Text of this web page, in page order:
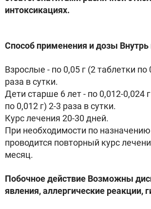
интоксикациях.
Способ применения и дозы
Взрослые - по 0,05 г (2 таблетки по
раза в сутки.
Дети старше 6 лет - по 0,012-0,024
по 0,012 г) 2-3 раза в сутки.
Курс лечения 20-30 дней.
При необходимости по
проводится повторный курс
месяц.
Побочное действие Возможны
явления, аллергические реакции,